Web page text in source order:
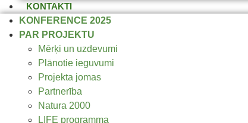
KONTAKTI
KONFERENCE 2025
PAR PROJEKTU
Mērķi un uzdevumi
Plānotie ieguvumi
Projekta jomas
Partnerība
Natura 2000
LIFE programma